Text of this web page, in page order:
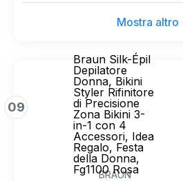
Mostra altro
09
Braun Silk-Épil
Depilatore
Donna, Bikini
Styler Rifinitore
di Precisione
Zona Bikini 3-
in-1 con 4
Accessori, Idea
Regalo, Festa
della Donna,
Fg1100 Rosa
BRAUN